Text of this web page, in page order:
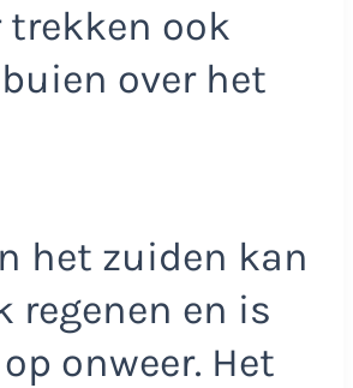
trekken ook
over het
het zuiden kan
regenen en is
onweer. Het